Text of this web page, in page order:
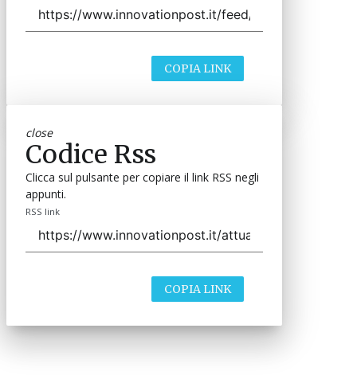
COPIA LINK
close
Codice Rss
Clicca sul pulsante per copiare il link RSS negli
appunti.
RSS link
COPIA LINK